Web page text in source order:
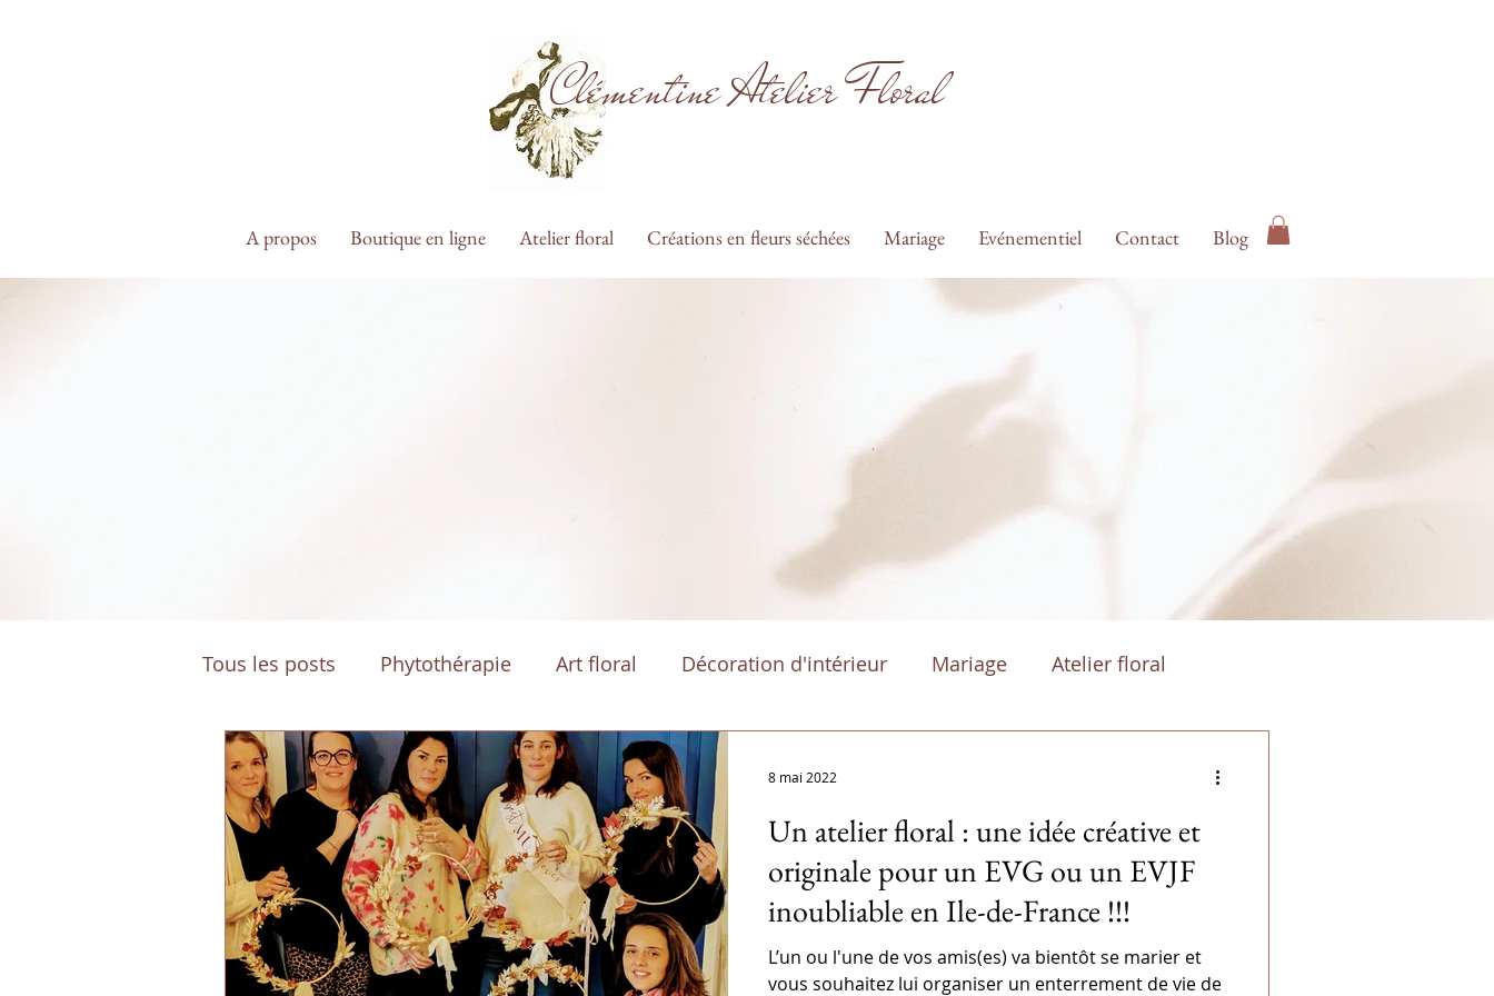
Clémentine Atelier Floral
A propos Boutique en ligne Atelier floral Créations en fleurs séchées Mariage Evénementiel Contact Blog
Tous les posts Phytothérapie Art floral Décoration d'intérieur Mariage Atelier floral
DIY
Un atelier floral : une idée créative et
originale pour un EVG ou un EVJF
inoubliable en Ile-de-France !!!
L’un ou l'une de vos amis(es) va bientôt se marier et
vous souhaitez lui organiser un enterrement de vie de
8 mai 2022